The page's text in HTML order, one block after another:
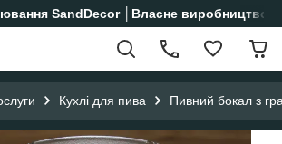
SandDecor │Власне виробництво│
Кухлі для пива Пивний бокал з